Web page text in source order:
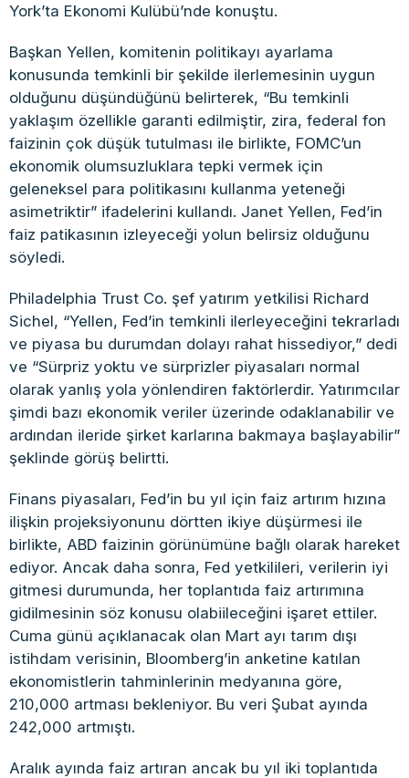
York’ta Ekonomi Kulübü’nde konuştu.
Başkan Yellen, komitenin politikayı ayarlama
konusunda temkinli bir şekilde ilerlemesinin uygun
olduğunu düşündüğünü belirterek, “Bu temkinli
yaklaşım özellikle garanti edilmiştir, zira, federal fon
faizinin çok düşük tutulması ile birlikte, FOMC’un
ekonomik olumsuzluklara tepki vermek için
geleneksel para politikasını kullanma yeteneği
asimetriktir” ifadelerini kullandı. Janet Yellen, Fed’in
faiz patikasının izleyeceği yolun belirsiz olduğunu
söyledi.
Philadelphia Trust Co. şef yatırım yetkilisi Richard
Sichel, “Yellen, Fed’in temkinli ilerleyeceğini tekrarladı
ve piyasa bu durumdan dolayı rahat hissediyor,” dedi
ve “Sürpriz yoktu ve sürprizler piyasaları normal
olarak yanlış yola yönlendiren faktörlerdir. Yatırımcılar
şimdi bazı ekonomik veriler üzerinde odaklanabilir ve
ardından ileride şirket karlarına bakmaya başlayabilir”
şeklinde görüş belirtti.
Finans piyasaları, Fed’in bu yıl için faiz artırım hızına
ilişkin projeksiyonunu dörtten ikiye düşürmesi ile
birlikte, ABD faizinin görünümüne bağlı olarak hareket
ediyor. Ancak daha sonra, Fed yetkilileri, verilerin iyi
gitmesi durumunda, her toplantıda faiz artırımına
gidilmesinin söz konusu olabiileceğini işaret ettiler.
Cuma günü açıklanacak olan Mart ayı tarım dışı
istihdam verisinin, Bloomberg’in anketine katılan
ekonomistlerin tahminlerinin medyanına göre,
210,000 artması bekleniyor. Bu veri Şubat ayında
242,000 artmıştı.
Aralık ayında faiz artıran ancak bu yıl iki toplantıda